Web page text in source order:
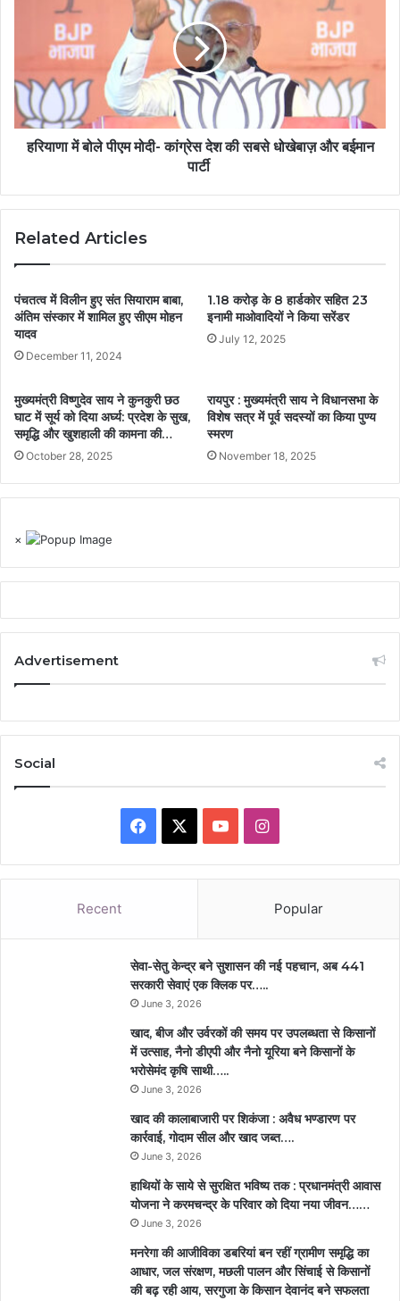
हरियाणा में बोले पीएम मोदी- कांग्रेस देश की सबसे धोखेबाज़ और बईमान
पार्टी
Related Articles
पंचतत्व में विलीन हुए संत सियाराम बाबा,
अंतिम संस्कार में शामिल हुए सीएम मोहन
यादव
December 11, 2024
1.18 करोड़ के 8 हार्डकोर सहित 23
इनामी माओवादियों ने किया सरेंडर
July 12, 2025
मुख्यमंत्री विष्णुदेव साय ने कुनकुरी छठ
घाट में सूर्य को दिया अर्घ्य: प्रदेश के सुख,
समृद्धि और खुशहाली की कामना की…
October 28, 2025
रायपुर : मुख्यमंत्री साय ने विधानसभा के
विशेष सत्र में पूर्व सदस्यों का किया पुण्य
स्मरण
November 18, 2025
×
Advertisement
Social
Facebook YouTubeInstagram
Recent Popular
सेवा-सेतु केन्द्र बने सुशासन की नई पहचान, अब 441
सरकारी सेवाएं एक क्लिक पर…..
June 3, 2026
खाद, बीज और उर्वरकों की समय पर उपलब्धता से किसानों
में उत्साह, नैनो डीएपी और नैनो यूरिया बने किसानों के
भरोसेमंद कृषि साथी…..
June 3, 2026
खाद की कालाबाजारी पर शिकंजा : अवैध भण्डारण पर
कार्रवाई, गोदाम सील और खाद जब्त….
June 3, 2026
हाथियों के साये से सुरक्षित भविष्य तक : प्रधानमंत्री आवास
योजना ने करमचन्द्र के परिवार को दिया नया जीवन……
June 3, 2026
मनरेगा की आजीविका डबरियां बन रहीं ग्रामीण समृद्धि का
आधार, जल संरक्षण, मछली पालन और सिंचाई से किसानों
की बढ़ रही आय, सरगुजा के किसान देवानंद बने सफलता